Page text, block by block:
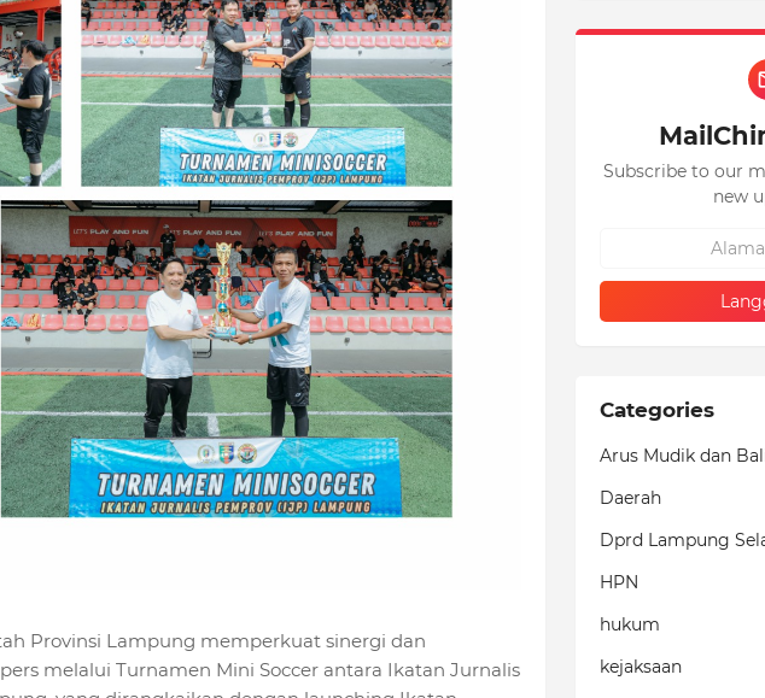
Provinsi Lampung memperkuat sinergi dan
melalui Turnamen Mini Soccer antara Ikatan Jurnalis
Subscribe to our
new
Categories
Arus Mudik dan
Daerah
Dprd Lampung
HPN
hukum
kejaksaan